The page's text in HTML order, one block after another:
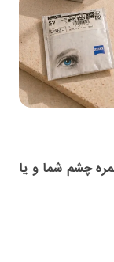
چشم شما و یا